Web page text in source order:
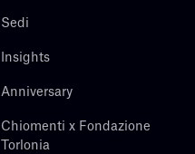
Sedi
Insights
Anniversary
Chiomenti x Fondazione
Torlonia